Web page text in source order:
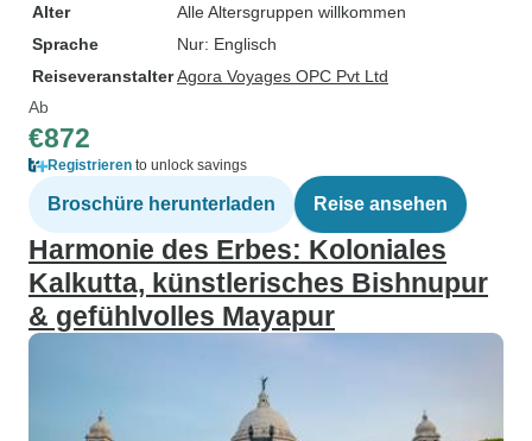
Alter
Alle Altersgruppen willkommen
Sprache
Nur: Englisch
ReiseveranstalterAgora Voyages OPC Pvt Ltd
Ab
€872
Registrieren to unlock savings
Broschüre herunterladen Reise ansehen
Harmonie des Erbes: Koloniales
Kalkutta, künstlerisches Bishnupur
& gefühlvolles Mayapur